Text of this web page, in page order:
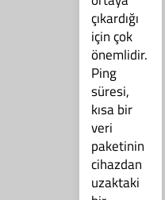
çıkardığı
için çok
önemlidir.
Ping
süresi,
kısa bir
veri
paketinin
cihazdan
uzaktaki